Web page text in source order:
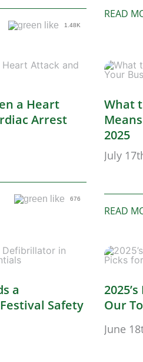
1.48K
READ
a Heart
Arrest
676
What
2025
July
READ
a
Safety
Our
June